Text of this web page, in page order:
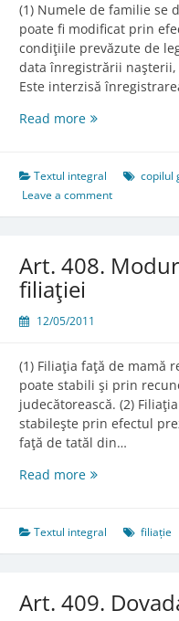
(1) Numele de familie se
poate fi modificat prin
condiţiile prevăzute de
data înregistrării naşterii,
Este interzisă
Read moreArt.
numelui
Textul integral copilul
Leave a comment
Art. 408.
filiaţiei
12/05/2011
(1) Filiaţia faţă de mamă
poate stabili şi prin
judecătorească. (2)
stabileşte prin efectul
faţă de tatăl din…
Read moreArt.
de
stabilire
Textul integral filiație
Art. 409.